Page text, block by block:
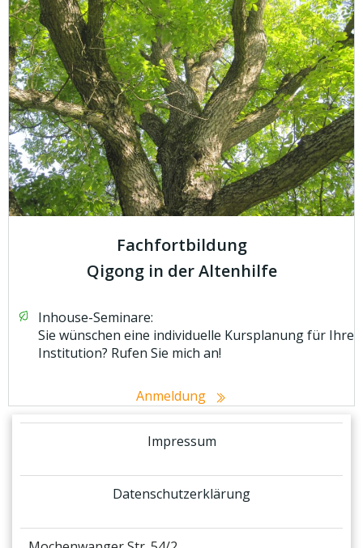
Fachfortbildung
Qigong in der Altenhilfe
Inhouse-Seminare:
Sie wünschen eine individuelle Kursplanung für Ihre
Institution? Rufen Sie mich an!
Anmeldung
Impressum
Datenschutzerklärung